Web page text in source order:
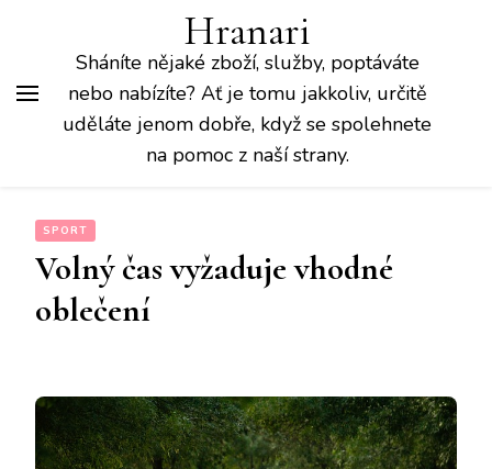
Hranari
Sháníte nějaké zboží, služby, poptáváte
nebo nabízíte? Ať je tomu jakkoliv, určitě
uděláte jenom dobře, když se spolehnete
na pomoc z naší strany.
SPORT
Volný čas vyžaduje vhodné
oblečení